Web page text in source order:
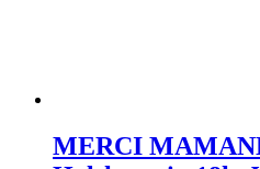
MERCI MAMAN